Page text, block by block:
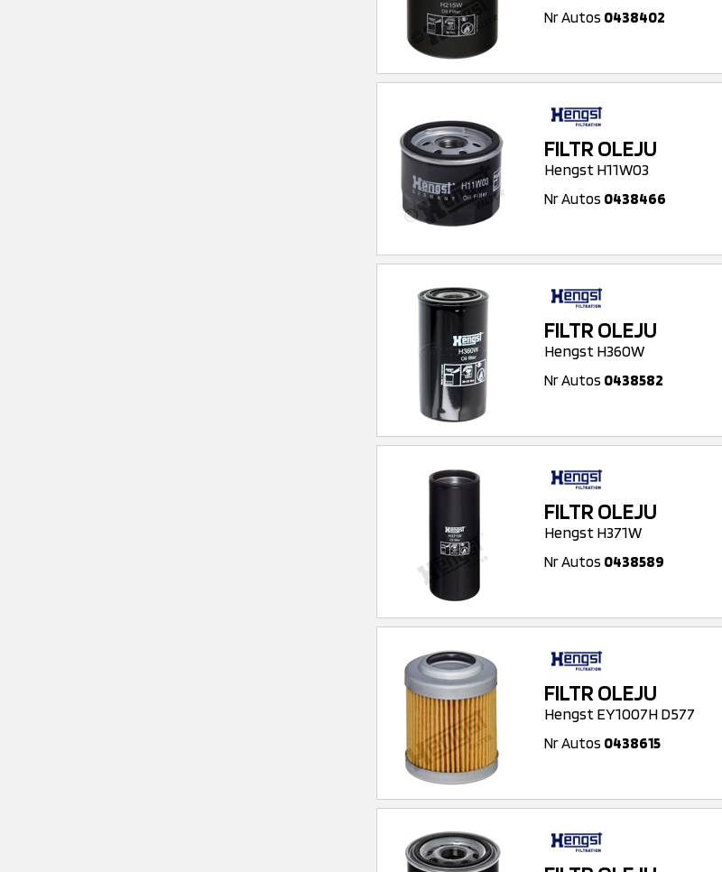
Nr Autos 0438402
FILTR OLEJU
Hengst H11W03
Nr Autos 0438466
FILTR OLEJU
Hengst H360W
Nr Autos 0438582
FILTR OLEJU
Hengst H371W
Nr Autos 0438589
FILTR OLEJU
Hengst EY1007H D577
Nr Autos 0438615